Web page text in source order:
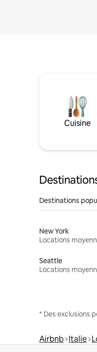
Cuisine
Destinations
New York
Seattle
* Des exclusions
Airbnb Italie